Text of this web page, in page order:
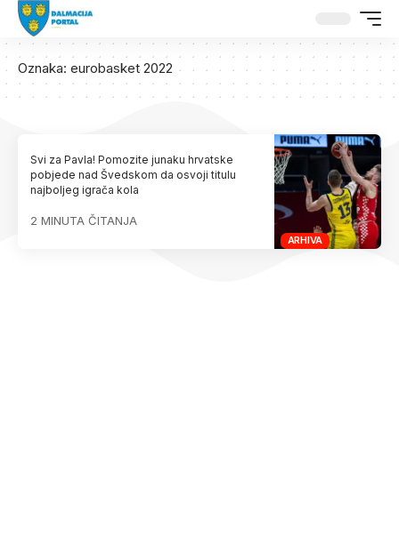
Oznaka: eurobasket 2022
ARHIVA
Svi za Pavla! Pomozite junaku hrvatske
pobjede nad Švedskom da osvoji titulu
najboljeg igrača kola
2 MINUTA ČITANJA